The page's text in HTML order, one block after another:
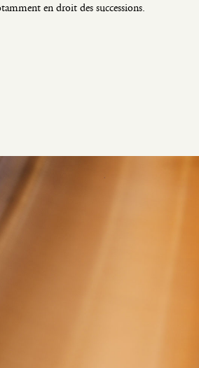
en droit des successions.